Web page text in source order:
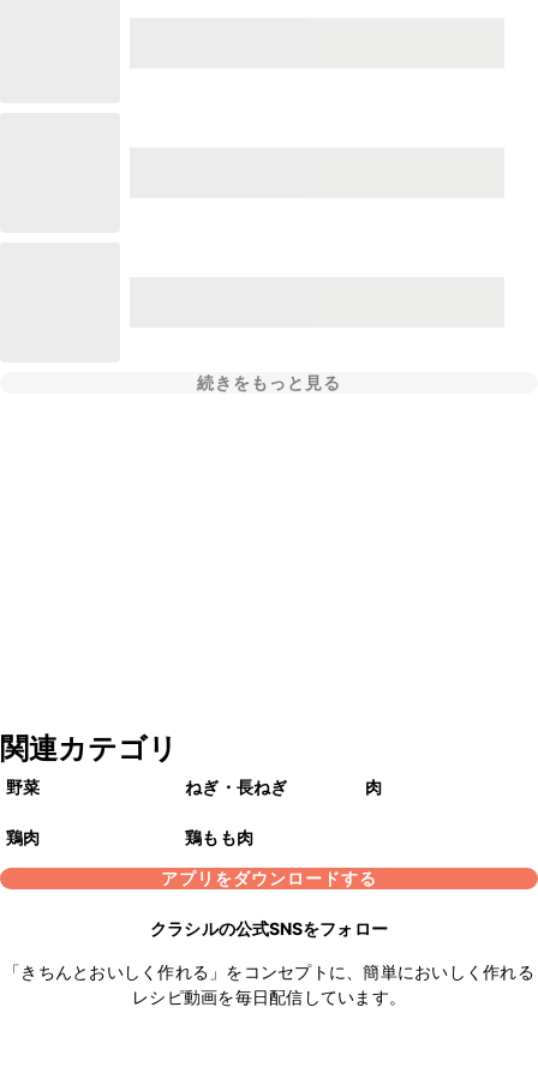
続きをもっと見る
関連カテゴリ
野菜 ねぎ・長ねぎ 肉
鶏肉
鶏もも肉
アプリをダウンロードする
クラシルの公式SNSをフォロー
「きちんとおいしく作れる」をコンセプトに、簡単においしく作れる
レシピ動画を毎日配信しています。